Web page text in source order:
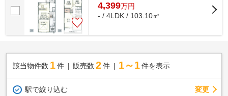
4,399万円
- / 4LDK / 103.10㎡
該当物件数 1件 販売数 2 件 1～1 件を表示
駅で絞り込む 変更